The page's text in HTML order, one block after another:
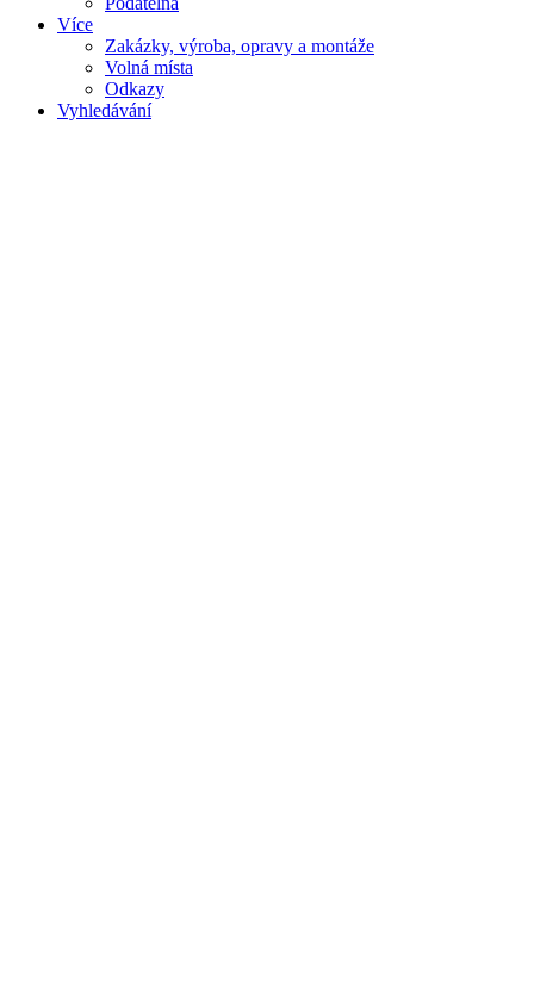
Více
Zakázky, výroba, opravy a montáže
Volná místa
Odkazy
Vyhledávání